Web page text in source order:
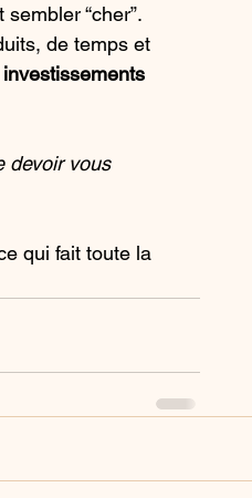
“cher”.
de temps et
devoir vous
qui fait toute la